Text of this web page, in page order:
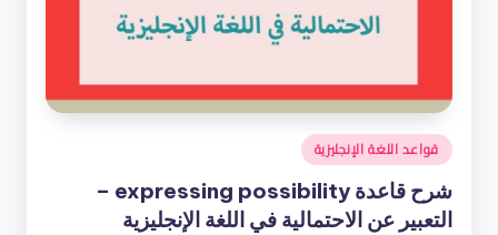
نُشر
في
قواعد اللغة الإنجليزية
شرح قاعدة expressing possibility –
التعبير عن الاحتمالية في اللغة الإنجليزية